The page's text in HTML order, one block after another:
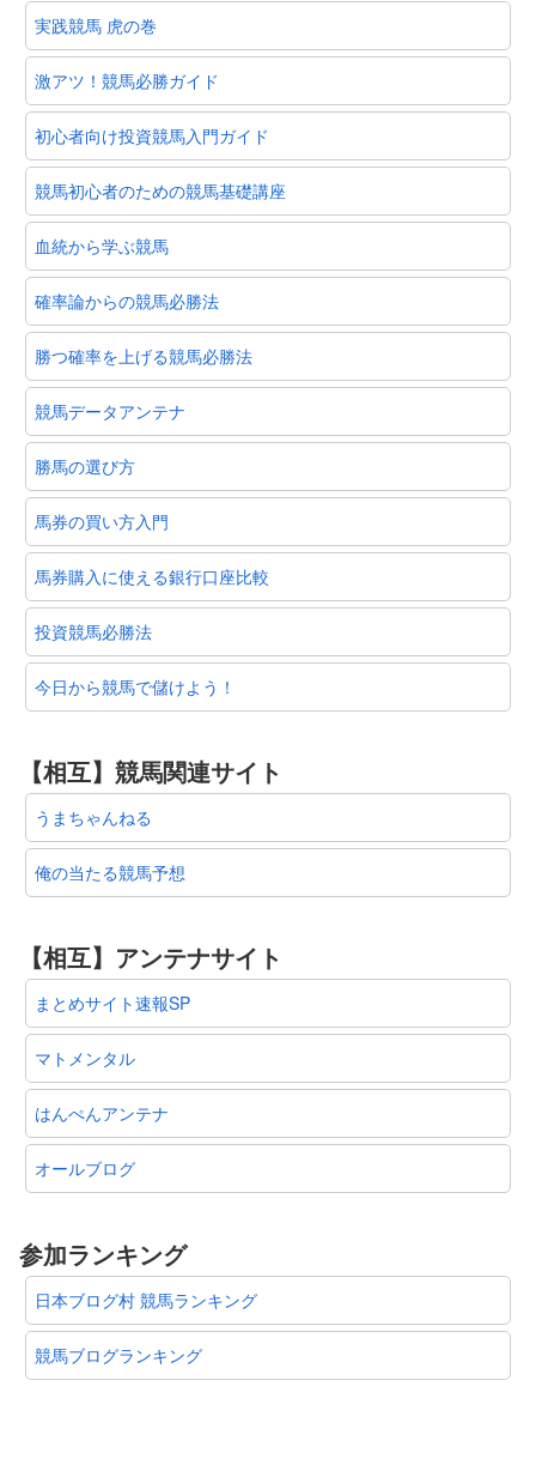
実践競馬 虎の巻
激アツ！競馬必勝ガイド
初心者向け投資競馬入門ガイド
競馬初心者のための競馬基礎講座
血統から学ぶ競馬
確率論からの競馬必勝法
勝つ確率を上げる競馬必勝法
競馬データアンテナ
勝馬の選び方
馬券の買い方入門
馬券購入に使える銀行口座比較
投資競馬必勝法
今日から競馬で儲けよう！
【相互】競馬関連サイト
うまちゃんねる
俺の当たる競馬予想
【相互】アンテナサイト
まとめサイト速報SP
マトメンタル
はんぺんアンテナ
オールブログ
参加ランキング
日本ブログ村 競馬ランキング
競馬ブログランキング